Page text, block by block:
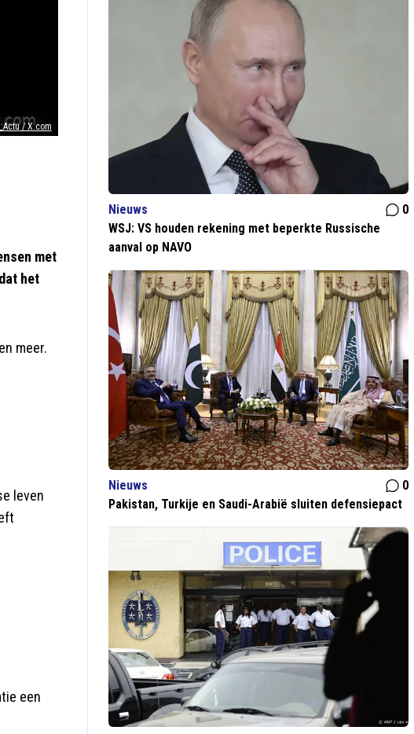
/ X.com
met
het
meer.
leven
een
Nieuws
0
WSJ: VS houden rekening met beperkte Russische
aanval op NAVO
Nieuws
0
Pakistan, Turkije en Saudi-Arabië sluiten defensiepact